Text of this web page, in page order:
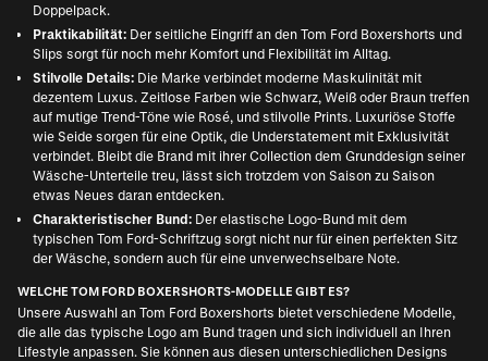
Doppelpack.
Praktikabilität: Der seitliche Eingriff an den Tom Ford Boxershorts und
Slips sorgt für noch mehr Komfort und Flexibilität im Alltag.
Stilvolle Details: Die Marke verbindet moderne Maskulinität mit
dezentem Luxus. Zeitlose Farben wie Schwarz, Weiß oder Braun treffen
auf mutige Trend-Töne wie Rosé, und stilvolle Prints. Luxuriöse Stoffe
wie Seide sorgen für eine Optik, die Understatement mit Exklusivität
verbindet. Bleibt die Brand mit ihrer Collection dem Grunddesign seiner
Wäsche-Unterteile treu, lässt sich trotzdem von Saison zu Saison
etwas Neues daran entdecken.
Charakteristischer Bund: Der elastische Logo-Bund mit dem
typischen Tom Ford-Schriftzug sorgt nicht nur für einen perfekten Sitz
der Wäsche, sondern auch für eine unverwechselbare Note.
WELCHE TOM FORD BOXERSHORTS-MODELLE GIBT ES?
Unsere Auswahl an Tom Ford Boxershorts bietet verschiedene Modelle,
die alle das typische Logo am Bund tragen und sich individuell an Ihren
Lifestyle anpassen. Sie können aus diesen unterschiedlichen Designs